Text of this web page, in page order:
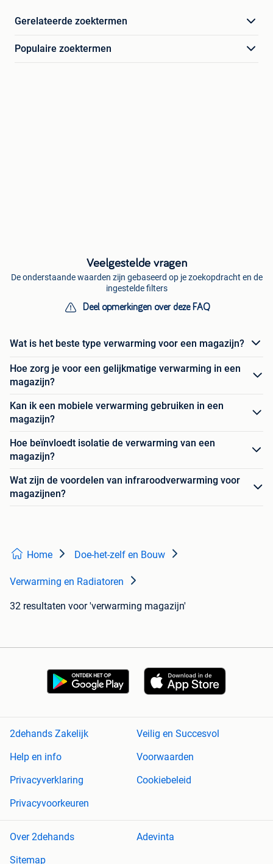
Gerelateerde zoektermen
Populaire zoektermen
Veelgestelde vragen
De onderstaande waarden zijn gebaseerd op je zoekopdracht en de
ingestelde filters
Deel opmerkingen over deze FAQ
Wat is het beste type verwarming voor een magazijn?
Hoe zorg je voor een gelijkmatige verwarming in een
magazijn?
Kan ik een mobiele verwarming gebruiken in een
magazijn?
Hoe beïnvloedt isolatie de verwarming van een
magazijn?
Wat zijn de voordelen van infraroodverwarming voor
magazijnen?
Home Doe-het-zelf en Bouw
Verwarming en Radiatoren
32 resultaten voor 'verwarming magazijn'
2dehands Zakelijk
Veilig en Succesvol
Help en info
Voorwaarden
Privacyverklaring
Cookiebeleid
Privacyvoorkeuren
Over 2dehands
Adevinta
Sitemap